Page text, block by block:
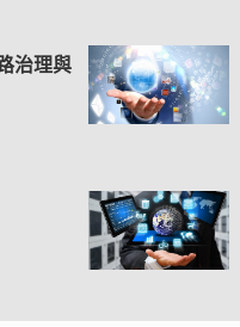
治理與